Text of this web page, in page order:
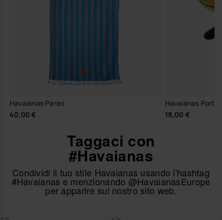
Havaianas Pareo
40,00 €
Havaianas
18,00 €
Taggaci con
#Havaianas
Condividi il tuo stile Havaianas usando l'hashtag
#Havaianas e menzionando @HavaianasEurope
per apparire sul nostro sito web.